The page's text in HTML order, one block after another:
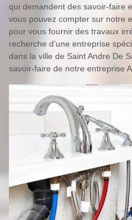
qui demandent des savoir-faire
vous pouvez compter sur notre
pour vous fournir des travaux
recherche d’une entreprise
dans la ville de Saint Andre De
savoir-faire de notre entreprise